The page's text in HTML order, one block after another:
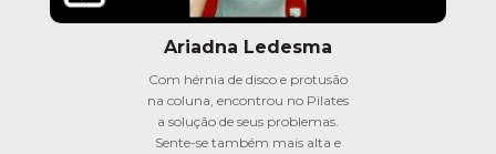
Ariadna Ledesma
Com hérnia de disco e protusão
na coluna, encontrou no Pilates
a solução de seus problemas.
Sente-se também mais alta e